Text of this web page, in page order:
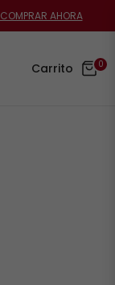
COMPRAR AHORA
Carrito 0